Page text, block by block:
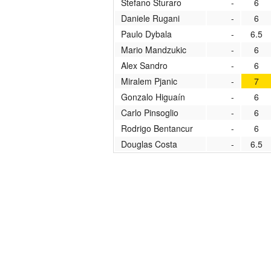
Stefano Sturaro
- 6
Daniele Rugani
- 6
Paulo Dybala
- 6.5
Mario Mandzukic
- 6
Alex Sandro
- 6
Miralem Pjanic
- 7
Gonzalo Higuaín
- 6
Carlo Pinsoglio
- 6
Rodrigo Bentancur
- 6
Douglas Costa
- 6.5